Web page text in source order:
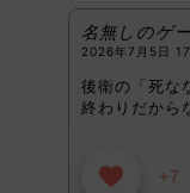
名無しのゲ
2026年7月5日
後衛の「死な
終わりだから
+7